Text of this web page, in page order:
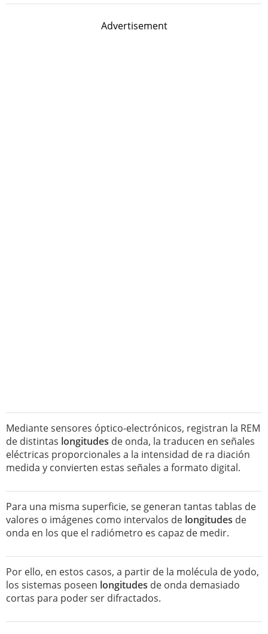
Advertisement
Mediante sensores óptico-electrónicos, registran la REM
de distintas longitudes de onda, la traducen en señales
eléctricas proporcionales a la intensidad de ra diación
medida y convierten estas señales a formato digital.
Para una misma superficie, se generan tantas tablas de
valores o imágenes como intervalos de longitudes de
onda en los que el radiómetro es capaz de medir.
Por ello, en estos casos, a partir de la molécula de yodo,
los sistemas poseen longitudes de onda demasiado
cortas para poder ser difractados.